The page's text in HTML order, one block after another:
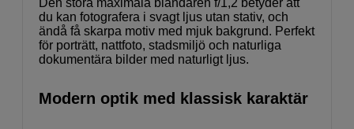
Den stora maximala bländaren f/1,2 betyder att
du kan fotografera i svagt ljus utan stativ, och
ändå få skarpa motiv med mjuk bakgrund. Perfekt
för porträtt, nattfoto, stadsmiljö och naturliga
dokumentära bilder med naturligt ljus.
Modern optik med klassisk karaktär